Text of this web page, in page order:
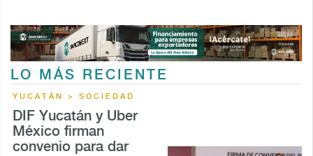
LO MÁS RECIENTE
YUCATÁN > SOCIEDAD
DIF Yucatán y Uber
México firman
convenio para dar